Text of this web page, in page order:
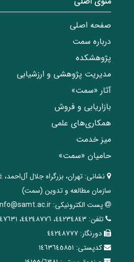
صفحه اصلی
درباره سمت
پژوهشکده
مدیریت پژوهشی و ارزشیابی
آثار «سمت»
بازاریابی و فروش
همکاری‌های علمی
میز خدمت
حامیان «سمت»
نشانی: تهران، ‌بزرگراه ‌جلال آل‌احمد،
سازمان مطالعه و تدوین‌ (سمت)
پست الکترونیکی:
تلفن: ٤٤٢٣٤٨٤٣، ٤٤٢٤٨٧٧٦، ٤٤٢٤٧٦٣١
دورنگار: ٤٤٢٤٨٧٧٧
کدپستی: ١٤٦٣٦٤٥٨٥١